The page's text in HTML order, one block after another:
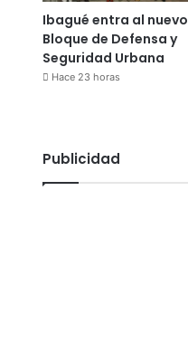
Ibagué entra al nuevo
Bloque de Defensa y
Seguridad Urbana
Hace 23 horas
Publicidad